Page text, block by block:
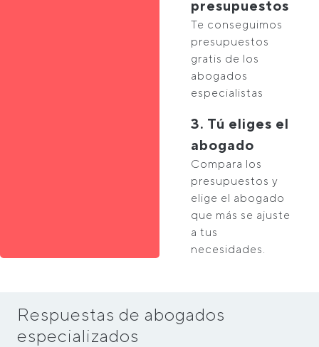
presupuestos
Te conseguimos
presupuestos
gratis de los
abogados
especialistas
3. Tú eliges el
abogado
Compara los
presupuestos y
elige el abogado
que más se ajuste
a tus
necesidades.
Respuestas de abogados
especializados